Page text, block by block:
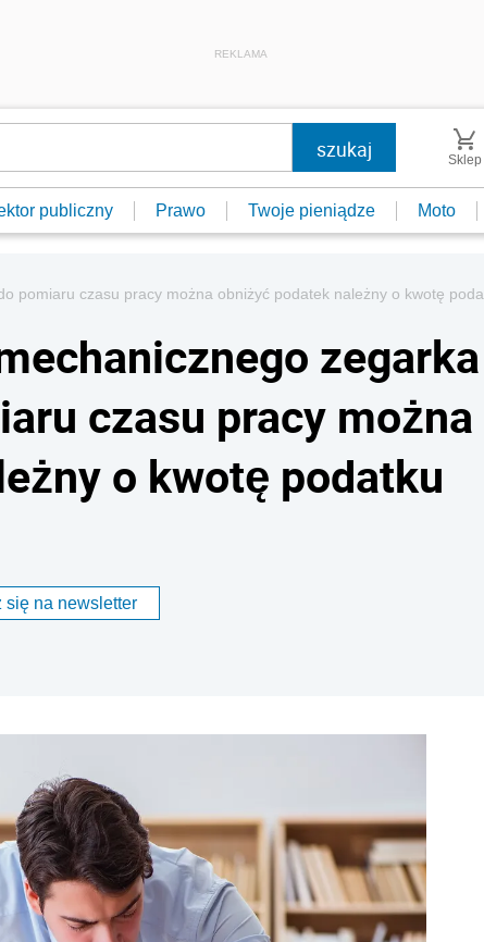
REKLAMA
Sklep
publiczny Prawo Twoje pieniądze Moto
pomiaru czasu pracy można obniżyć podatek należny o kwotę
zegarka
czasu pracy można
o kwotę podatku
się na newsletter